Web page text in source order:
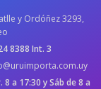
y Ordóñez 3293,
8388 Int. 3
8 a 17:30 y Sáb de 8 a